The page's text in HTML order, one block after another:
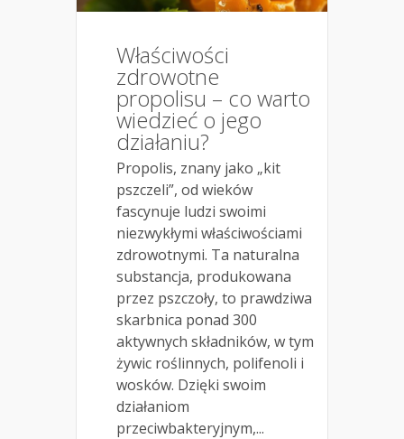
Właściwości
zdrowotne
propolisu – co warto
wiedzieć o jego
działaniu?
Propolis, znany jako „kit
pszczeli”, od wieków
fascynuje ludzi swoimi
niezwykłymi właściwościami
zdrowotnymi. Ta naturalna
substancja, produkowana
przez pszczoły, to prawdziwa
skarbnica ponad 300
aktywnych składników, w tym
żywic roślinnych, polifenoli i
wosków. Dzięki swoim
działaniom
przeciwbakteryjnym,...